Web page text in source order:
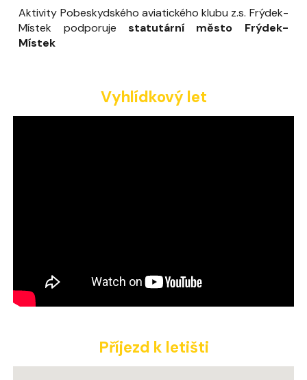
Aktivity Pobeskydského aviatického klubu z.s. Frýdek-
Místek
podporujestatutární město Frýdek-
Místek
Vyhlídkový let
Příjezd k letišti